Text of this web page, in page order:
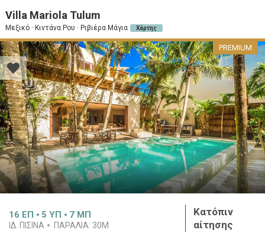
Villa Mariola Tulum
Μεξικό · Κιντάνα Ρου · Ριβιέρα Μάγια Χάρτης
PREMIUM
16 ΕΠ 5 ΥΠ 7 ΜΠ
ΙΔ. ΠΙΣΙΝΑ ΠΑΡΑΛΙΑ: 30M
Κατόπιν
αίτησης